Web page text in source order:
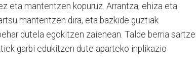
eta mantentzen kopuruz. Arrantza, ehiza eta
mantentzen dira, eta bazkide guztiak
dutela egokitzen zaienean. Talde berria
garbi edukitzen dute aparteko inplikazio